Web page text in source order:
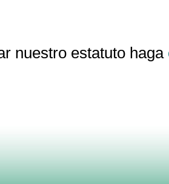
nuestro estatuto haga